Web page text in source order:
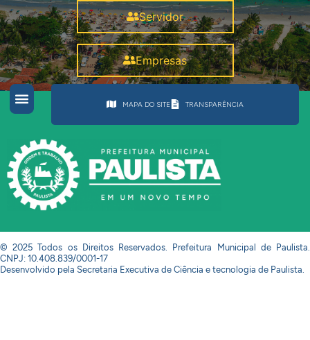
Servidor
Empresas
MAPA DO SITE TRANSPARÊNCIA
© 2025 Todos os Direitos Reservados. Prefeitura Municipal de Paulista.
CNPJ: 10.408.839/0001-17
Desenvolvido pela Secretaria Executiva de Ciência e tecnologia de Paulista.